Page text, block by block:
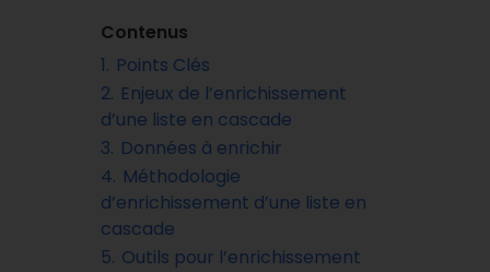
Contenus
1. Points Clés
2. Enjeux de l’enrichissement
d’une liste en cascade
3. Données à enrichir
4. Méthodologie
d’enrichissement d’une liste en
cascade
5. Outils pour l’enrichissement